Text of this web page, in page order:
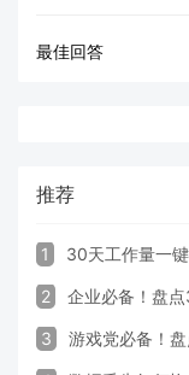
最佳回答
推荐
1 30天工作量一
2 企业必备！盘
3 游戏党必备！